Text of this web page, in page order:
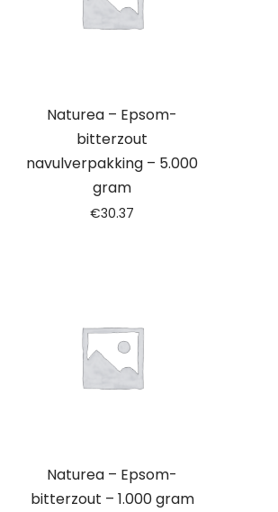
Naturea – Epsom-
bitterzout
navulverpakking – 5.000
gram
€30.37
Naturea – Epsom-
bitterzout – 1.000 gram